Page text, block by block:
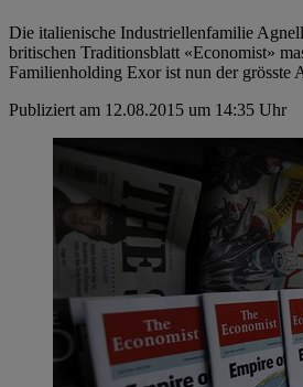
Die italienische Industriellenfamilie
britischen Traditionsblatt «Economist»
Familienholding Exor ist nun der grösste
Publiziert am 12.08.2015 um 14:35 Uhr